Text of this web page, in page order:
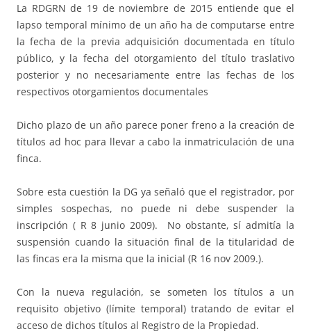
La RDGRN de 19 de noviembre de 2015 entiende que el
lapso temporal mínimo de un año ha de computarse entre
la fecha de la previa adquisición documentada en título
público, y la fecha del otorgamiento del título traslativo
posterior y no necesariamente entre las fechas de los
respectivos otorgamientos documentales
Dicho plazo de un año parece poner freno a la creación de
títulos ad hoc para llevar a cabo la inmatriculación de una
finca.
Sobre esta cuestión la DG ya señaló que el registrador, por
simples sospechas, no puede ni debe suspender la
inscripción ( R 8 junio 2009). No obstante, sí admitía la
suspensión cuando la situación final de la titularidad de
las fincas era la misma que la inicial (R 16 nov 2009.).
Con la nueva regulación, se someten los títulos a un
requisito objetivo (límite temporal) tratando de evitar el
acceso de dichos títulos al Registro de la Propiedad.